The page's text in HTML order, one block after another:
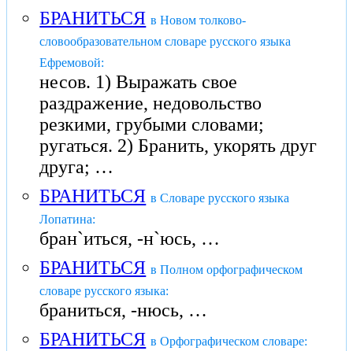
БРАНИТЬСЯ в Новом толково-
словообразовательном словаре русского языка
Ефремовой:
несов. 1) Выражать свое
раздражение, недовольство
резкими, грубыми словами;
ругаться. 2) Бранить, укорять друг
друга; …
БРАНИТЬСЯ в Словаре русского языка
Лопатина:
бран`иться, -н`юсь, …
БРАНИТЬСЯ в Полном орфографическом
словаре русского языка:
браниться, -нюсь, …
БРАНИТЬСЯ в Орфографическом словаре: